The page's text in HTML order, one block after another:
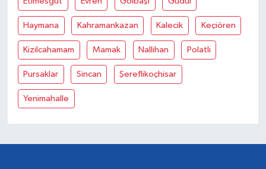
Haymana Kahramankazan Kalecik Keçiören
Kizilcahamam Mamak Nallihan Polatli
Pursaklar Sincan Şereflikoçhisar
Yenimahalle